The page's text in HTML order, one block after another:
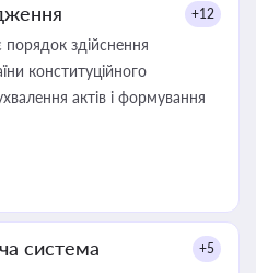
+12
здійснення
конституційного
актів і формування
система +5